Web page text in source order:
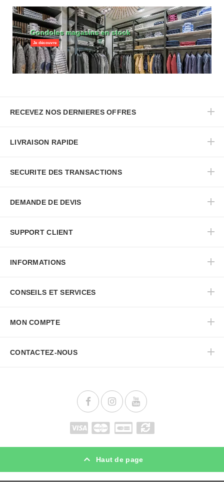
Gondoles magasins en stock
Je découvre
RECEVEZ NOS DERNIERES OFFRES
LIVRAISON RAPIDE
SECURITE DES TRANSACTIONS
DEMANDE DE DEVIS
SUPPORT CLIENT
INFORMATIONS
CONSEILS ET SERVICES
MON COMPTE
CONTACTEZ-NOUS
Haut de page